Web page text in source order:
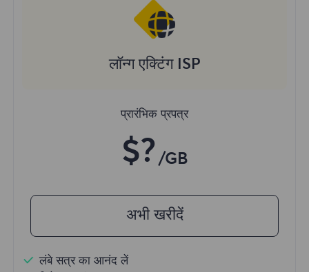
लॉन्ग एक्टिंग ISP
प्रारंभिक प्रपत्र
$? /GB
अभी खरीदें
लंबे सत्र का आनंद लें